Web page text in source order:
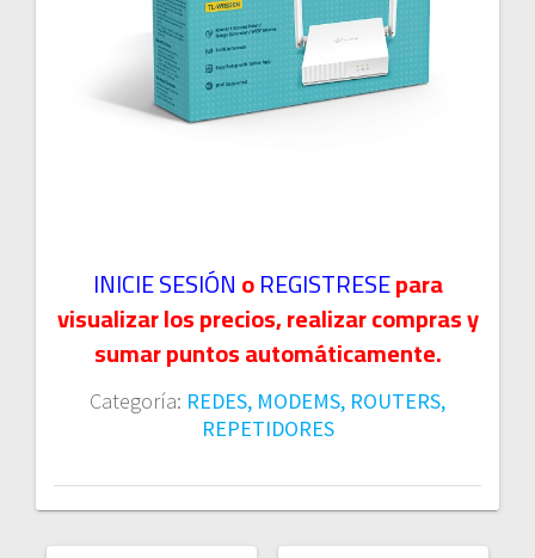
INICIE SESIÓNoREGISTRESEpara
visualizar los precios, realizar compras y
sumar puntos automáticamente.
Categoría: REDES, MODEMS, ROUTERS,
REPETIDORES